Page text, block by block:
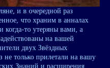
и в очередной раз
что храним в анналах
когда-то утеряны вами, а
на вашей
двух Звёздных
не только прилетали на вашу
Знаний и расширения